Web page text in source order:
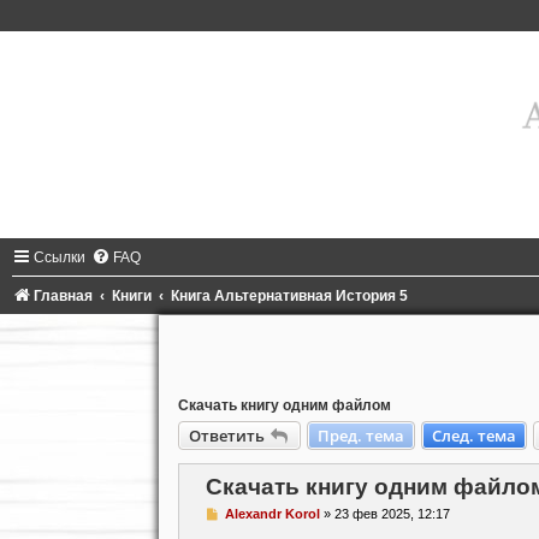
Ссылки FAQ
Главная Книги Книга Альтернативная История 5
Скачать книгу одним файлом
Ответить Пред. тема След. тема
Скачать книгу одним
С
Alexandr Korol » 23 фев 2025, 12:17